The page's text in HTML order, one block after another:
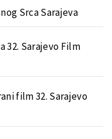
Srca Sarajeva
32. Sarajevo Film
film 32. Sarajevo